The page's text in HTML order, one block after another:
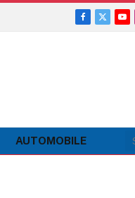
Facebook
X
AUTOMOBILE